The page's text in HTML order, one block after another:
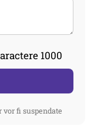
1000
fi suspendate